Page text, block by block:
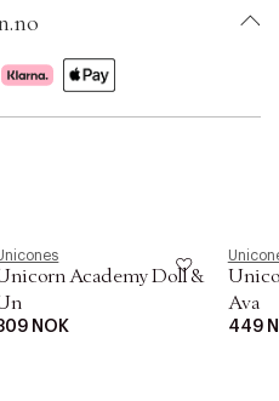
Academy Doll &
NOK
Ava
449